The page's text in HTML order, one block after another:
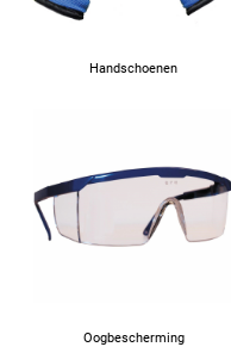
Handschoenen
Oogbescherming